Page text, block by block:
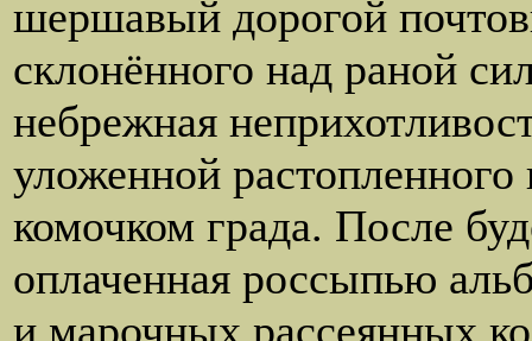
шершавый дорогой
склонённого над раной
небрежная
уложенной растопленного
комочком града. После
оплаченная россыпью
и марочных рассеянных